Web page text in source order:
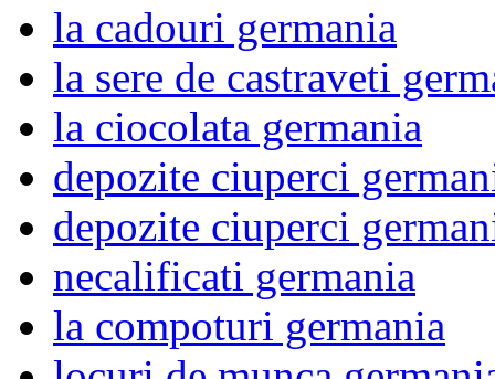
la cadouri germania
la sere de castraveti
la ciocolata germania
depozite ciuperci
depozite ciuperci
necalificati germania
la compoturi germania